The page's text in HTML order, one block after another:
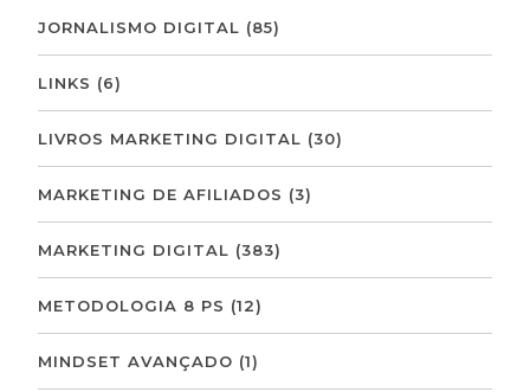
JORNALISMO DIGITAL (85)
LINKS (6)
LIVROS MARKETING DIGITAL (30)
MARKETING DE AFILIADOS (3)
MARKETING DIGITAL (383)
METODOLOGIA 8 PS (12)
MINDSET AVANÇADO (1)